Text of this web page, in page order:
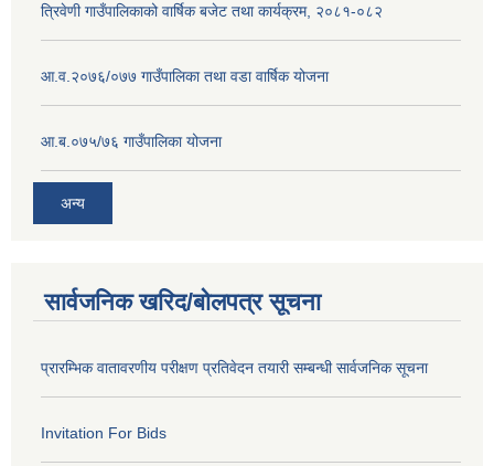
त्रिवेणी गाउँपालिकाको वार्षिक बजेट तथा कार्यक्रम, २०८१-०८२
आ.व.२०७६/०७७ गाउँपालिका तथा वडा वार्षिक योजना
आ.ब.०७५/७६ गाउँपालिका योजना
अन्य
सार्वजनिक खरिद/बोलपत्र सूचना
प्रारम्भिक वातावरणीय परीक्षण प्रतिवेदन तयारी सम्बन्धी सार्वजनिक सूचना
Invitation For Bids